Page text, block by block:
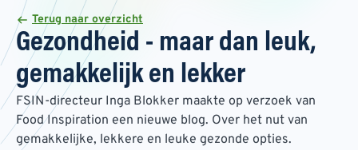
Terug naar overzicht
Gezondheid - maar dan leuk,
gemakkelijk en lekker
FSIN-directeur Inga Blokker maakte op verzoek van
Food Inspiration een nieuwe blog. Over het nut van
gemakkelijke, lekkere en leuke gezonde opties.